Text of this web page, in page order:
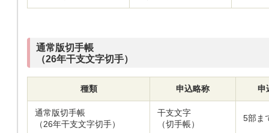
通常版切手帳
（26年干支文字切手）
種類 申込略称 申
通常版切手帳
（26年干支文字切手）
干支文字
（切手帳）
5部ま